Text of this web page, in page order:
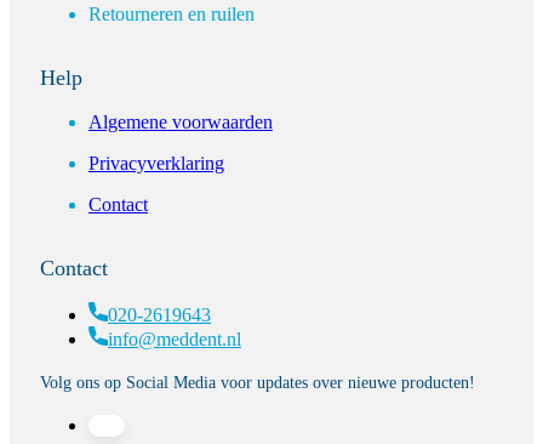
Retourneren en ruilen
Help
Algemene voorwaarden
Privacyverklaring
Contact
Contact
020-2619643
info@meddent.nl
Volg ons op Social Media voor updates over nieuwe producten!